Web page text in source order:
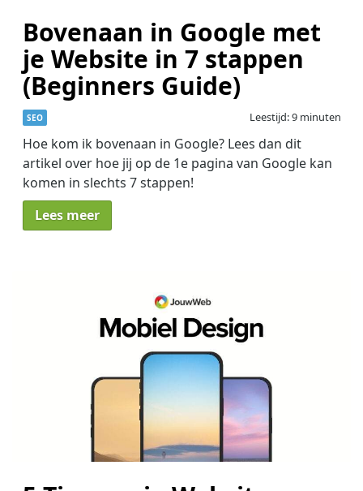
Bovenaan in Google met
je Website in 7 stappen
(Beginners Guide)
SEO Leestijd: 9 minuten
Hoe kom ik bovenaan in Google? Lees dan dit
artikel over hoe jij op de 1e pagina van Google kan
komen in slechts 7 stappen!
Lees meer